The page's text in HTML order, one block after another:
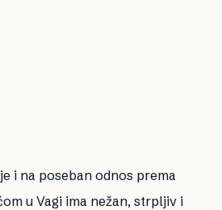
i na poseban odnos prema
u Vagi ima nežan, strpljiv i